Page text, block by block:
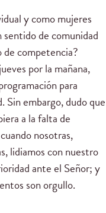
y como mujeres
de comunidad
competencia?
por la mañana,
para
Sin embargo, dudo que
a la falta de
nosotras,
lidiamos con nuestro
ante el Señor; y
son orgullo.